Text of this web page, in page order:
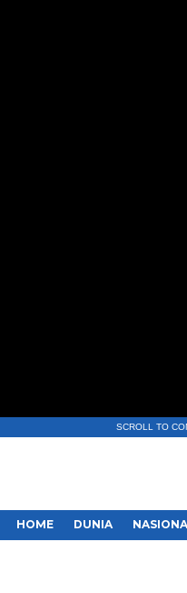
SCROLL TO
HOME DUNIA